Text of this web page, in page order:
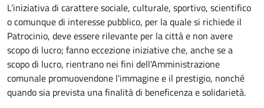
L’iniziativa di carattere sociale, culturale, sportivo, scientifico
o comunque di interesse pubblico, per la quale si richiede il
Patrocinio, deve essere rilevante per la città e non avere
scopo di lucro; fanno eccezione iniziative che, anche se a
scopo di lucro, rientrano nei fini dell'Amministrazione
comunale promuovendone l'immagine e il prestigio, nonché
quando sia prevista una finalità di beneficenza e solidarietà.